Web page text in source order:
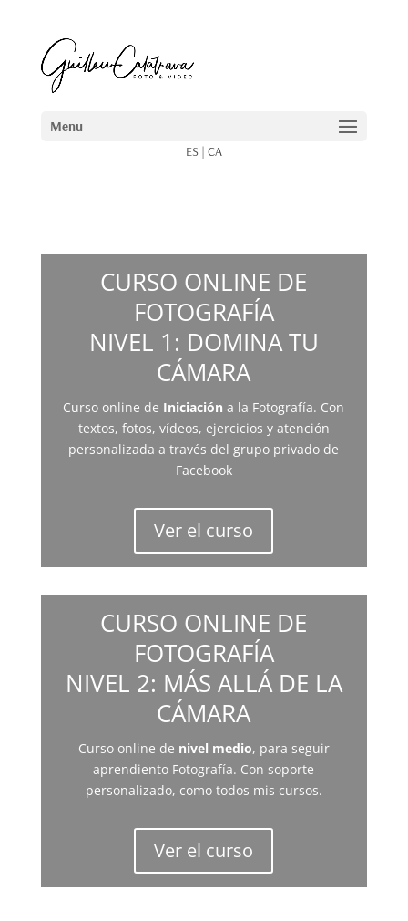
ES| CA
CURSO ONLINE DE
FOTOGRAFÍA
NIVEL 1: DOMINA TU
CÁMARA
Curso online de Iniciación a la Fotografía. Con
textos, fotos, vídeos, ejercicios y atención
personalizada a través del grupo privado de
Facebook
Ver el curso
CURSO ONLINE DE
FOTOGRAFÍA
NIVEL 2: MÁS ALLÁ DE LA
CÁMARA
Curso online de nivel medio, para seguir
aprendiento Fotografía. Con soporte
personalizado, como todos mis cursos.
Ver el curso